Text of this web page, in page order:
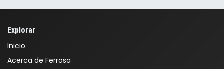
Explorar
Inicio
Acerca de Ferrosa